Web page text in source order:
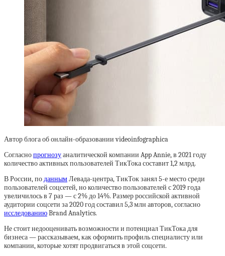
Автор блога об онлайн-образовании videoinfographica
Согласнопрогнозуаналитической компании App Annie, в 2021 году
количество активных пользователей ТикТока составит 1,2 млрд.
В России, поданнымЛевада-центра, ТикТок занял 5-е место среди
пользователей соцсетей, но количество пользователей с 2019 года
увеличилось в 7 раз — с 2% до 14%. Размер российской активной
аудитории соцсети за 2020 год составил 5,3 млн авторов, согласно
исследованиюBrand Analytics.
Не стоит недооценивать возможности и потенциал ТикТока для
бизнеса — рассказываем, как оформить профиль специалисту или
компании, которые хотят продвигаться в этой соцсети.